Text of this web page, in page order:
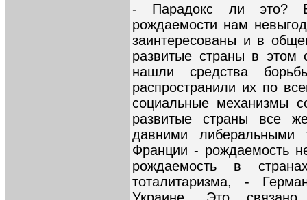
- Парадокс ли это? В
рождаемости нам
заинтересованы и в
развитые страны в этом
нашли средства
распространили их по
социальные механизмы
развитые страны все
давними
Франции - рождаемость
рождаемость в
тоталитаризма, -